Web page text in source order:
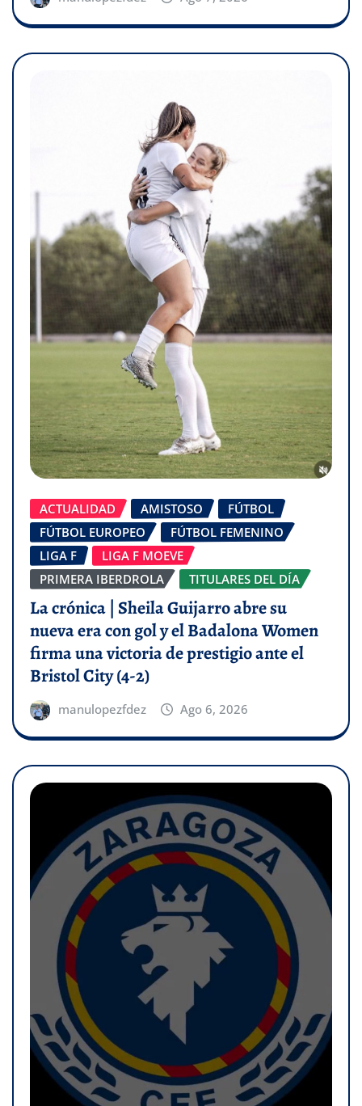
ACTUALIDAD AMISTOSO
FÚTBOL
FÚTBOL EUROPEO
FÚTBOL FEMENINO
LIGA F
LIGA F MOEVE
PRIMERA IBERDROLA
TITULARES DEL DÍA
La crónica | Sheila Guijarro abre su
nueva era con gol y el Badalona Women
firma una victoria de prestigio ante el
Bristol City (4-2)
manulopezfdez Ago 6, 2026